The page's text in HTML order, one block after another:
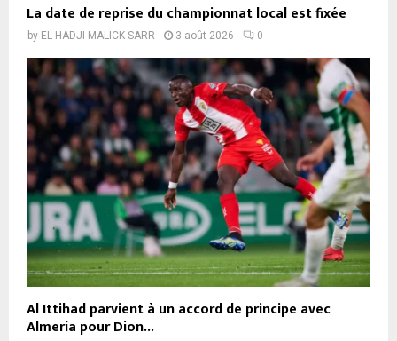
La date de reprise du championnat local est fixée
by EL HADJI MALICK SARR 3 août 2026 0
Al Ittihad parvient à un accord de principe avec
Almería pour Dion...